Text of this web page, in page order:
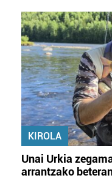
KIROLA
Unai Urkia
arrantzako